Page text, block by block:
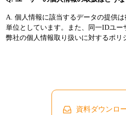
A. 個人情報に該当するデータの提供
単位としています。また、同一IDユ
弊社の個人情報取り扱いに対するポリ
資料ダウンロ